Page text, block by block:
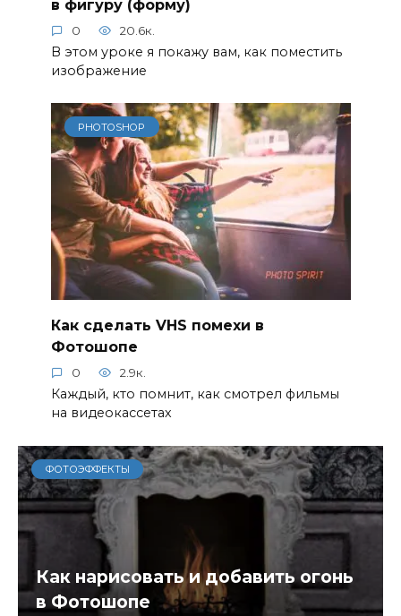
в фигуру (форму)
0 20.6к.
В этом уроке я покажу вам, как поместить
изображение
PHOTOSHOP
Как сделать VHS помехи в
Фотошопе
0 2.9к.
Каждый, кто помнит, как смотрел фильмы
на видеокассетах
ФОТОЭФФЕКТЫ
Как нарисовать и добавить огонь
в Фотошопе